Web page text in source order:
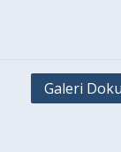
Galeri